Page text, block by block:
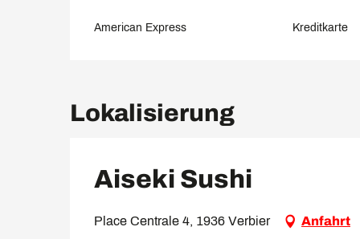
American Express Kreditkarte
Lokalisierung
Aiseki Sushi
Place Centrale 4, 1936 Verbier Anfahrt